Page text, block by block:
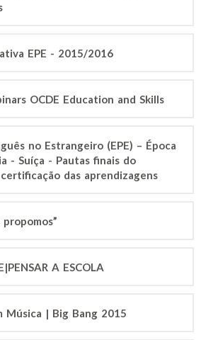
EPE - 2015/2016
OCDE Education and Skills
no Estrangeiro (EPE) – Época
- Suíça - Pautas finais do
das aprendizagens
A ESCOLA
Música | Big Bang 2015